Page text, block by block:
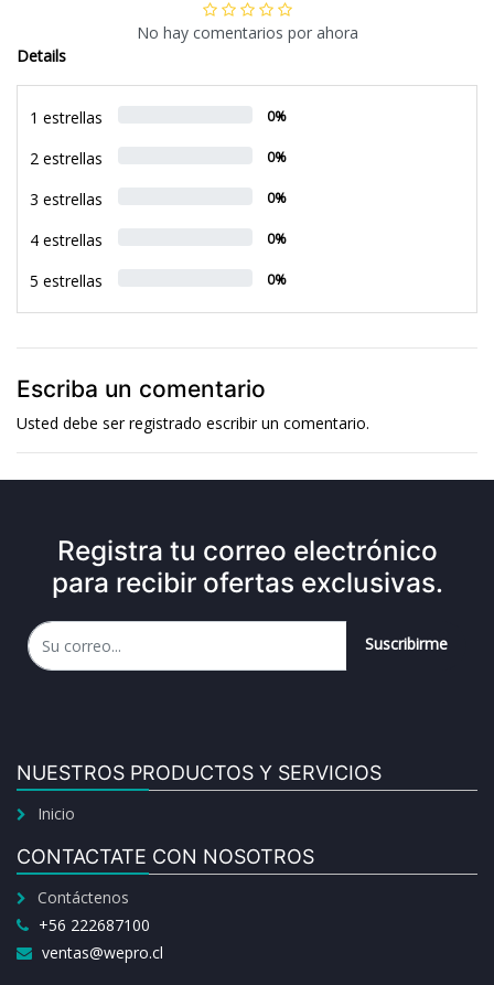
No hay comentarios por ahora
Details
1 estrellas 0%
2 estrellas 0%
3 estrellas 0%
4 estrellas 0%
5 estrellas 0%
Escriba un comentario
Usted debe serregistrado escribir un comentario.
Registra tu correo electrónico
para recibir ofertas exclusivas.
Suscribirme
NUESTROS PRODUCTOS Y SERVICIOS
Inicio
CONTACTATE CON NOSOTROS
Contáctenos
+56 222687100
ventas@wepro.cl